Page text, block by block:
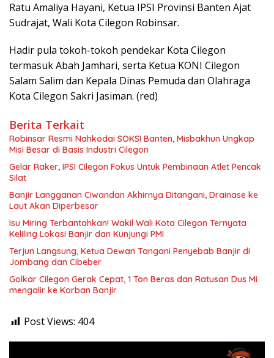
Ratu Amaliya Hayani, Ketua IPSI Provinsi Banten Ajat
Sudrajat, Wali Kota Cilegon Robinsar.
Hadir pula tokoh-tokoh pendekar Kota Cilegon
termasuk Abah Jamhari, serta Ketua KONI Cilegon
Salam Salim dan Kepala Dinas Pemuda dan Olahraga
Kota Cilegon Sakri Jasiman. (red)
Berita Terkait
Robinsar Resmi Nahkodai SOKSI Banten, Misbakhun Ungkap
Misi Besar di Basis Industri Cilegon
Gelar Raker, IPSI Cilegon Fokus Untuk Pembinaan Atlet Pencak
Silat
Banjir Langganan Ciwandan Akhirnya Ditangani, Drainase ke
Laut Akan Diperbesar
Isu Miring Terbantahkan! Wakil Wali Kota Cilegon Ternyata
Keliling Lokasi Banjir dan Kunjungi PMI
Terjun Langsung, Ketua Dewan Tangani Penyebab Banjir di
Jombang dan Cibeber
Golkar Cilegon Gerak Cepat, 1 Ton Beras dan Ratusan Dus Mi
mengalir ke Korban Banjir
Post Views: 404